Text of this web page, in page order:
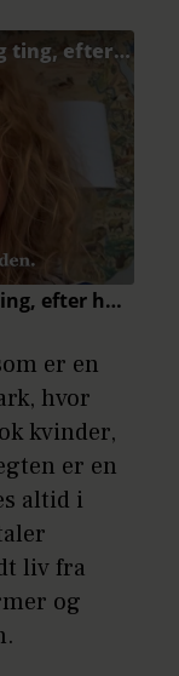
er en
hvor
kvinder,
er en
altid i
liv fra
og